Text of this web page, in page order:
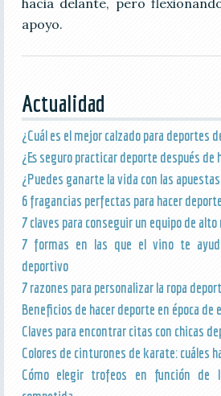
apoyo.
Actualidad
¿Cuál es el mejor calzado para deportes
¿Es seguro practicar deporte después
¿Puedes ganarte la vida con las
6 fragancias perfectas para hacer deporte
7 claves para conseguir un equipo de
7 formas en las que el vino te
deportivo
7 razones para personalizar la ropa
Beneficios de hacer deporte en época
Claves para encontrar citas con chicas
Colores de cinturones de karate: cuáles
Cómo elegir trofeos en función de